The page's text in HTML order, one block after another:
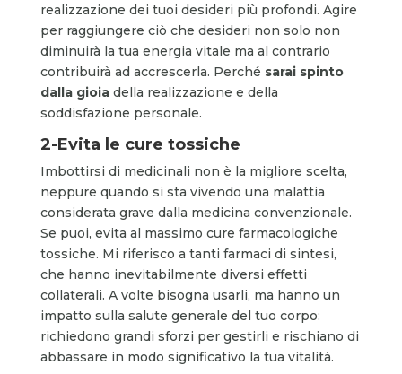
realizzazione dei tuoi desideri più profondi. Agire
per raggiungere ciò che desideri non solo non
diminuirà la tua energia vitale ma al contrario
contribuirà ad accrescerla. Perché sarai spinto
dalla gioia della realizzazione e della
soddisfazione personale.
2-Evita le cure tossiche
Imbottirsi di medicinali non è la migliore scelta,
neppure quando si sta vivendo una malattia
considerata grave dalla medicina convenzionale.
Se puoi, evita al massimo cure farmacologiche
tossiche. Mi riferisco a tanti farmaci di sintesi,
che hanno inevitabilmente diversi effetti
collaterali. A volte bisogna usarli, ma hanno un
impatto sulla salute generale del tuo corpo:
richiedono grandi sforzi per gestirli e rischiano di
abbassare in modo significativo la tua vitalità.